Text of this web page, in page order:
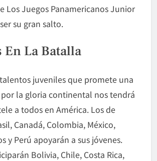
Los Juegos Panamericanos Junior
su gran salto.
En La Batalla
juveniles que promete una
la gloria continental nos tendrá
a todos en América. Los de
Canadá, Colombia, México,
y Perú apoyarán a sus jóvenes.
Bolivia, Chile, Costa Rica,